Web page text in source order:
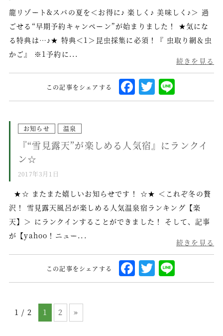
k
龍リゾート&スパの夏を＜お得に♪ 楽しく♪ 美味しく♪＞ 過
ごせる“早期予約キャンペーン”が始まりました！ ★気にな
る特典は…♪★ 特典＜1＞昆虫採集に必須！『 虫取り網＆虫
かご』 ※1予約に...
続きを見る
この記事をシェアする F
a
e
b
k
T
w
r
i
お知らせ 温泉
『“雪見露天”が楽しめる人気宿』にランクイ
ン☆
2017年3月1日
★☆ またまた嬉しいお知らせです！ ☆★ ＜これぞ冬の贅
沢！ 雪見露天風呂が楽しめる人気温泉宿ランキング【楽
天】＞ にランクインすることができました！ そして、記事
が【yahoo！ニュー...
続きを見る
この記事をシェアする F
a
T
w i
1 / 2 1 2 »